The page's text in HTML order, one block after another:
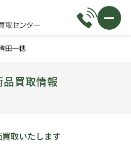
田一穂
買取情報
取いたします